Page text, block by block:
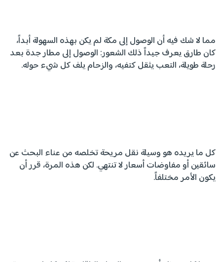
مما لا شك فيه أن الوصول إلى مكة لم يكن بهذه السهولة أبداً،
كان طارق يعرف جيداً ذلك الشعور: الوصول إلى مطار جدة بعد
رحلة طويلة، التعب يثقل كتفيه، والزحام يلف كل شيء حوله.
كل ما يريده هو وسيلة نقل مريحة تخلصه من عناء البحث عن
سائقين أو مفاوضات أسعار لا تنتهي. لكن هذه المرة، قرر أن
يكون الأمر مختلفاً.